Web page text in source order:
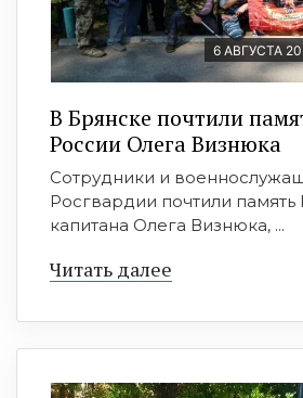
6 АВГУСТА
В Брянске почтили
России Олега Визнюка
Сотрудники и
Росгвардии почтили память
капитана Олега Визнюка, ...
Читать далее